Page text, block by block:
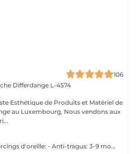
106
Differdange L-4574
Esthétique de Produits et Matériel de
Nous vendons aux
Temps de guérison* piercings d'oreille: - Anti-tragus: 3-9 mois - Piercing de conque: 3-9 mois - Daithpiercing: 3-9 mois - Piercing helix: 3-9 mois - Perçage de fumée: 3-9 mois - Piercing douillet: 3-9 mois - Piercing Tragus: 3-9 mois - Piercing du lobe de l'oreille: 4-8 semaines *Notez également qu'il est indispensable de réaliser les soins quotidiennement pour que la cicatrisation se fasse dans les meilleures conditions. *La guérison est différente d'une personne à l'autre **Si vous êtes mineur, l'autorisation parentale est obligatoire. Industriel Piercing - Sous réserve d'évaluation